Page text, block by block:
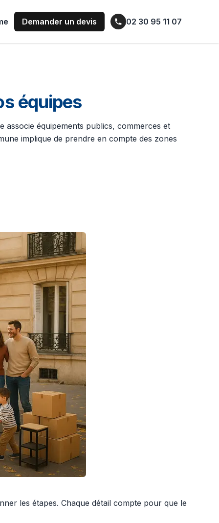
Demander un devis 02 30 95 11 07
équipes
associe équipements publics, commerces et
implique de prendre en compte des zones
les étapes. Chaque détail compte pour que le